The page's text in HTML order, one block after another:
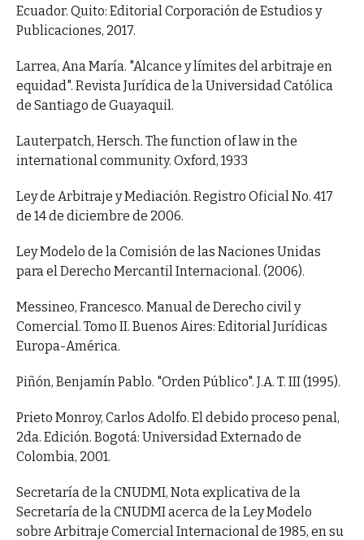
Ecuador. Quito: Editorial Corporación de Estudios y
Publicaciones, 2017.
Larrea, Ana María. "Alcance y límites del arbitraje en
equidad". Revista Jurídica de la Universidad Católica
de Santiago de Guayaquil.
Lauterpatch, Hersch. The function of law in the
international community. Oxford, 1933
Ley de Arbitraje y Mediación. Registro Oficial No. 417
de 14 de diciembre de 2006.
Ley Modelo de la Comisión de las Naciones Unidas
para el Derecho Mercantil Internacional. (2006).
Messineo, Francesco. Manual de Derecho civil y
Comercial. Tomo II. Buenos Aires: Editorial Jurídicas
Europa-América.
Piñón, Benjamín Pablo. "Orden Público". J.A. T. III (1995).
Prieto Monroy, Carlos Adolfo. El debido proceso penal,
2da. Edición. Bogotá: Universidad Externado de
Colombia, 2001.
Secretaría de la CNUDMI, Nota explicativa de la
Secretaría de la CNUDMI acerca de la Ley Modelo
sobre Arbitraje Comercial Internacional de 1985, en su